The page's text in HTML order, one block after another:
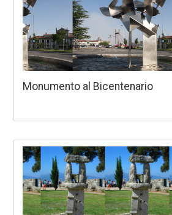
Monumento al Bicentenario